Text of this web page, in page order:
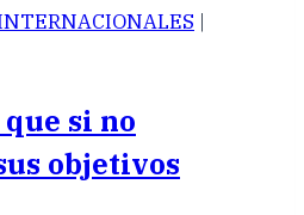
|
si no
objetivos